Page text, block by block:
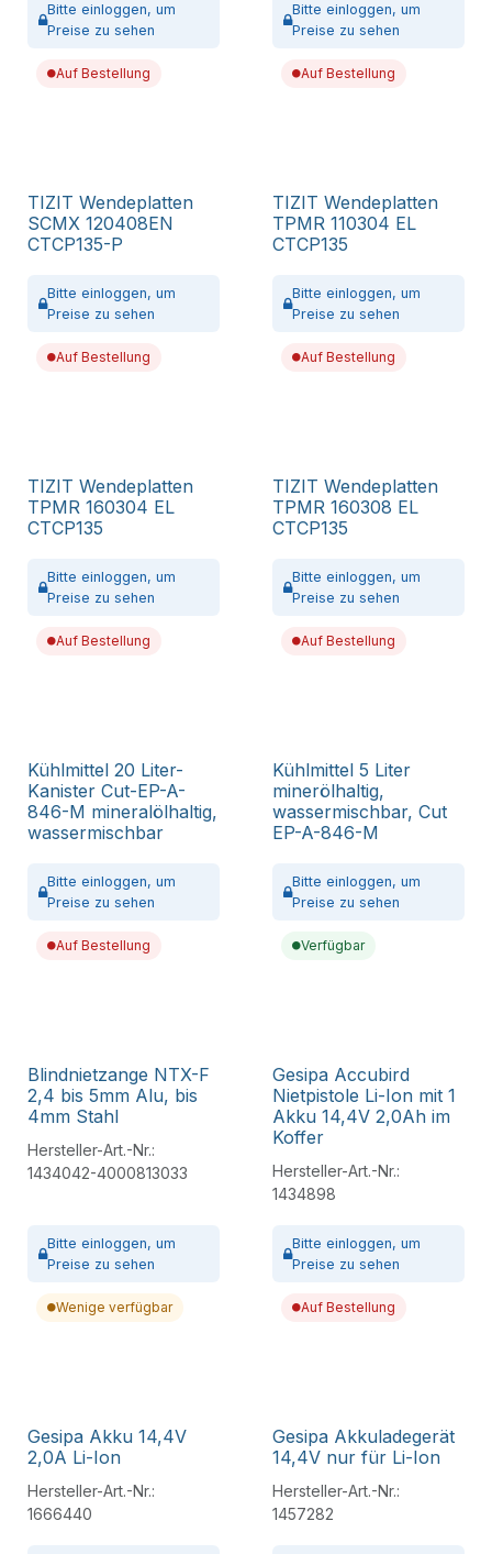
Bitte einloggen, um
Preise zu sehen
Auf Bestellung
Bitte einloggen, um
Preise zu sehen
Auf Bestellung
TIZIT Wendeplatten
SCMX 120408EN
CTCP135-P
Bitte einloggen, um
Preise zu sehen
Auf Bestellung
TIZIT Wendeplatten
TPMR 110304 EL
CTCP135
Bitte einloggen, um
Preise zu sehen
Auf Bestellung
TIZIT Wendeplatten
TPMR 160304 EL
CTCP135
Bitte einloggen, um
Preise zu sehen
Auf Bestellung
TIZIT Wendeplatten
TPMR 160308 EL
CTCP135
Bitte einloggen, um
Preise zu sehen
Auf Bestellung
Kühlmittel 20 Liter-
Kanister Cut-EP-A-
846-M mineralölhaltig,
wassermischbar
Bitte einloggen, um
Preise zu sehen
Auf Bestellung
Kühlmittel 5 Liter
minerölhaltig,
wassermischbar, Cut
EP-A-846-M
Bitte einloggen, um
Preise zu sehen
Verfügbar
Blindnietzange NTX-F
2,4 bis 5mm Alu, bis
4mm Stahl
Hersteller-Art.-Nr.:
1434042-4000813033
Bitte einloggen, um
Preise zu sehen
Wenige verfügbar
Gesipa Accubird
Nietpistole Li-Ion mit 1
Akku 14,4V 2,0Ah im
Koffer
Hersteller-Art.-Nr.:
1434898
Bitte einloggen, um
Preise zu sehen
Auf Bestellung
Gesipa Akku 14,4V
2,0A Li-Ion
Hersteller-Art.-Nr.:
1666440
Gesipa Akkuladegerät
14,4V nur für Li-Ion
Hersteller-Art.-Nr.:
1457282